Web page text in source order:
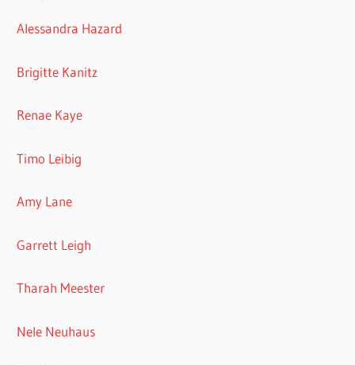
Alessandra Hazard
Brigitte Kanitz
Renae Kaye
Timo Leibig
Amy Lane
Garrett Leigh
Tharah Meester
Nele Neuhaus